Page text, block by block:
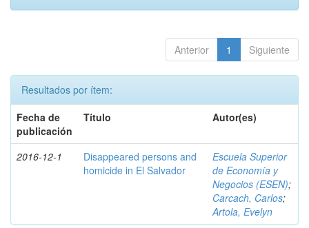
Anterior 1 Siguiente
Resultados por ítem:
Fecha de
publicación
Título Autor(es)
2016-12-1
Disappeared persons and
homicide in El Salvador
Escuela Superior
de Economía y
Negocios (ESEN);
Carcach, Carlos;
Artola, Evelyn